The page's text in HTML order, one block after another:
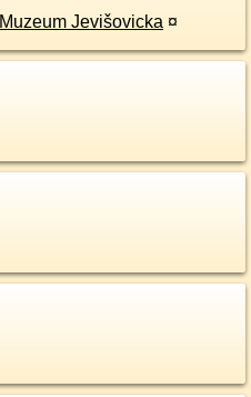
Muzeum Jevišovicka ¤